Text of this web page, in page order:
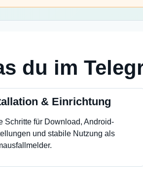
du im
& Einrichtung
Schritte für Download, Android-
und stabile Nutzung als